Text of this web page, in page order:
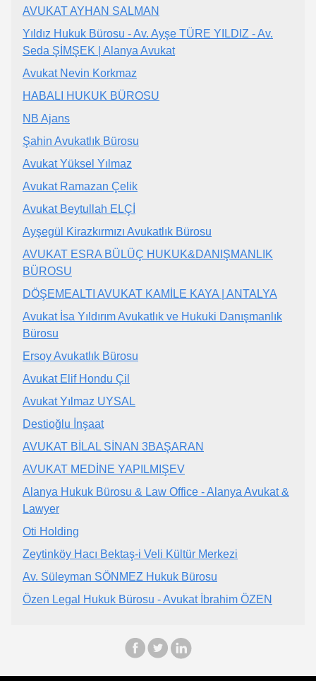
AVUKAT AYHAN SALMAN
Yıldız Hukuk Bürosu - Av. Ayşe TÜRE YILDIZ - Av.
Seda ŞİMŞEK | Alanya Avukat
Avukat Nevin Korkmaz
HABALI HUKUK BÜROSU
NB Ajans
Şahin Avukatlık Bürosu
Avukat Yüksel Yılmaz
Avukat Ramazan Çelik
Avukat Beytullah ELÇİ
Ayşegül Kirazkırmızı Avukatlık Bürosu
AVUKAT ESRA BÜLÜÇ HUKUK&DANIŞMANLIK
BÜROSU
DÖŞEMEALTI AVUKAT KAMİLE KAYA | ANTALYA
Avukat İsa Yıldırım Avukatlık ve Hukuki Danışmanlık
Bürosu
Ersoy Avukatlık Bürosu
Avukat Elif Hondu Çil
Avukat Yılmaz UYSAL
Destioğlu İnşaat
AVUKAT BİLAL SİNAN 3BAŞARAN
AVUKAT MEDİNE YAPILMIŞEV
Alanya Hukuk Bürosu & Law Office - Alanya Avukat &
Lawyer
Oti Holding
Zeytinköy Hacı Bektaş-i Veli Kültür Merkezi
Av. Süleyman SÖNMEZ Hukuk Bürosu
Özen Legal Hukuk Bürosu - Avukat İbrahim ÖZEN